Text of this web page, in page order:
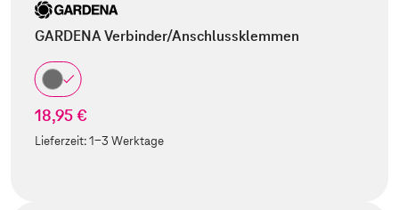
GARDENA Verbinder/Anschlussklemmen
18,95 €
Lieferzeit:1-3 Werktage